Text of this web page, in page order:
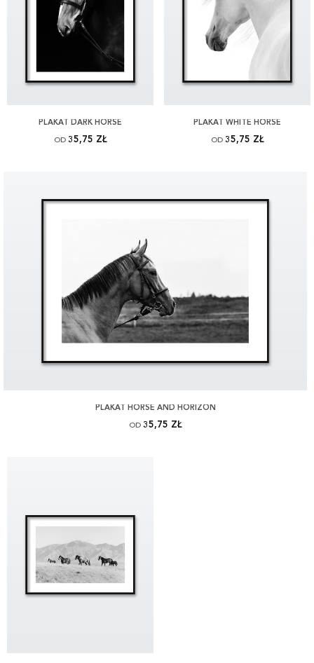
PLAKAT DARK HORSE
OD 35,75 ZŁ
PLAKAT WHITE HORSE
OD 35,75 ZŁ
PLAKAT HORSE AND HORIZON
OD 35,75 ZŁ